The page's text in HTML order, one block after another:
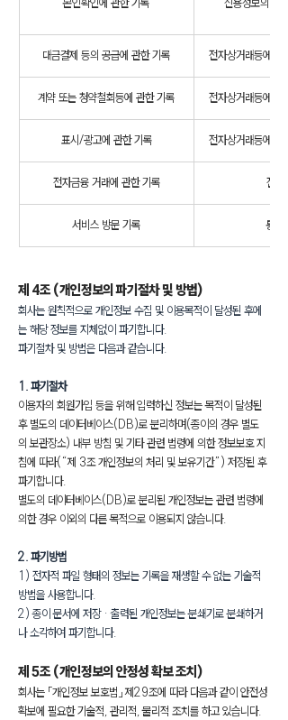
대금결제 등의 공급에 관한 기록 전자상거래등에서
계약 또는 청약철회등에 관한 기록 전자상거래등에서
표시/광고에 관한 기록 전자상거래등에서
전자금융 거래에 관한 기록 전자
서비스 방문 기록 통신
제 4조 (개인정보의 파기절차 및 방법)
회사는 원칙적으로 개인정보 수집 및 이용목적이 달성된 후에
는 해당 정보를 지체없이 파기합니다.
파기절차 및 방법은 다음과 같습니다.
1. 파기절차
이용자의 회원가입 등을 위해 입력하신 정보는 목적이 달성된
후 별도의 데이터베이스(DB)로 분리하며(종이의 경우 별도
의 보관장소) 내부 방침 및 기타 관련 법령에 의한 정보보호 지
침에 따라(“제 3조 개인정보의 처리 및 보유기간”) 저장된 후
파기합니다.
별도의 데이터베이스(DB)로 분리된 개인정보는 관련 법령에
의한 경우 이외의 다른 목적으로 이용되지 않습니다.
2. 파기방법
1) 전자적 파일 형태의 정보는 기록을 재생할 수 없는 기술적
방법을 사용합니다.
2) 종이 문서에 저장 · 출력된 개인정보는 분쇄기로 분쇄하거
나 소각하여 파기합니다.
제 5조 (개인정보의 안정성 확보 조치)
회사는 「개인정보 보호법」 제29조에 따라 다음과 같이 안전성
확보에 필요한 기술적, 관리적, 물리적 조치를 하고 있습니다.